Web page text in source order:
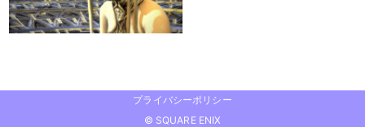
プライバシーポリシー
© SQUARE ENIX